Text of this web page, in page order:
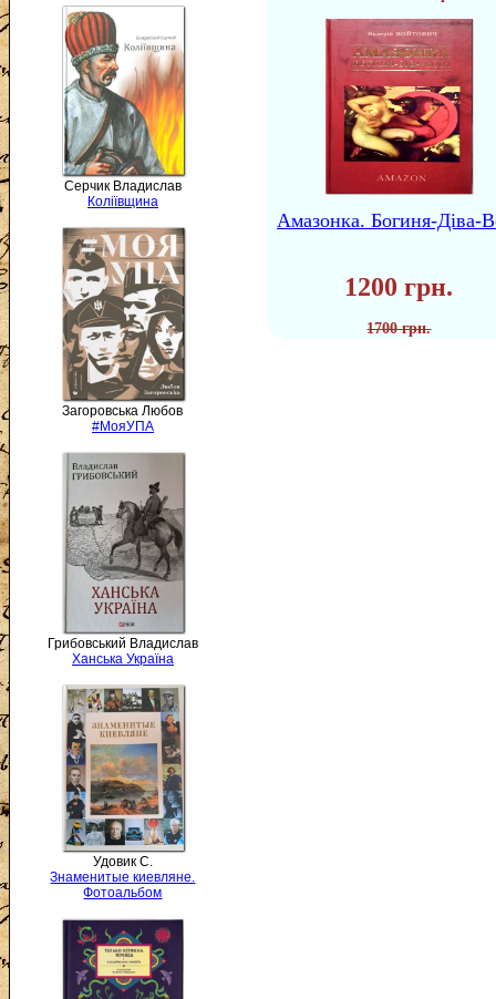
Серчик Владислав
Коліївщина
Загоровська Любов
#МояУПА
Грибовський Владислав
Ханська Україна
Удовик С.
Знаменитые киевляне.
Фотоальбом
Амазонка. Богиня-Діва-
1200 грн.
1700 грн.